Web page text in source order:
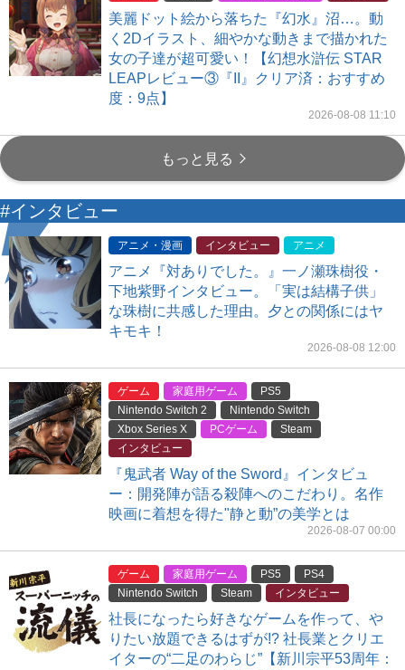
美麗ドット絵から落ちた『幻水』沼…。動
く2Dイラスト、細やかな動きまで描かれた
女の子達が超可愛い！【幻想水滸伝 STAR
LEAPレビュー③『II』クリア済：おすすめ
度：9点】
2026-08-08 11:10
もっと見る
#インタビュー
アニメ・漫画 インタビュー アニメ
アニメ『対ありでした。』一ノ瀬珠樹役・
下地紫野インタビュー。「実は結構子供」
な珠樹に共感した理由。夕との関係にはヤ
キモキ！
2026-08-08 12:00
ゲーム 家庭用ゲーム
PS5
Nintendo Switch 2
Nintendo Switch
Xbox Series X
PCゲーム
Steam
インタビュー
『鬼武者 Way of the Sword』インタビュ
ー：開発陣が語る殺陣へのこだわり。名作
映画に着想を得た"静と動”の美学とは
2026-08-07 00:00
ゲーム 家庭用ゲーム PS5
PS4
Nintendo Switch
Steam インタビュー
社長になったら好きなゲームを作って、や
りたい放題できるはずが!? 社長業とクリエ
イターの“二足のわらじ”【新川宗平53周年：